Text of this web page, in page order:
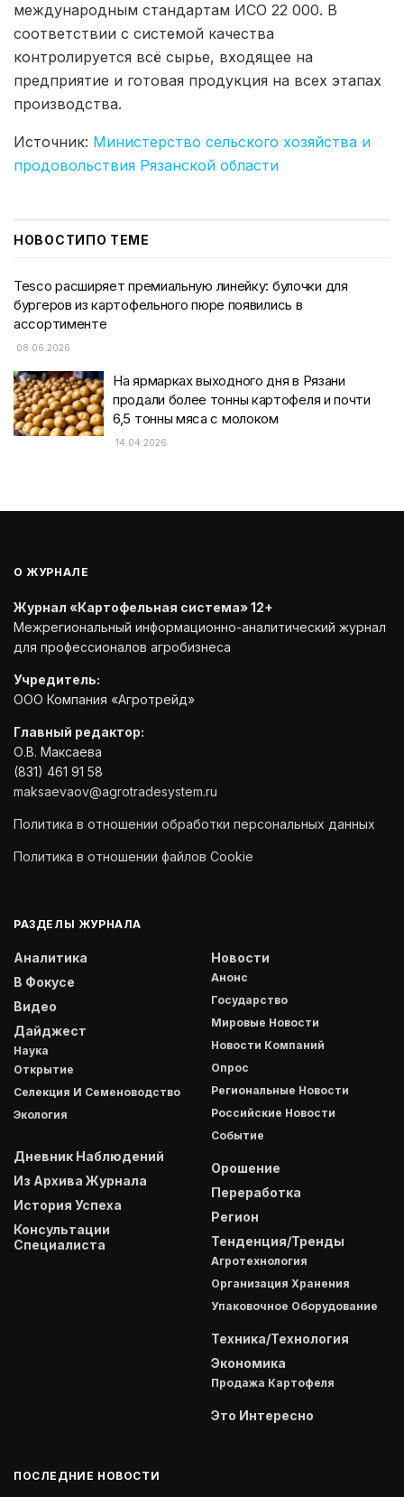
международным стандартам ИСО 22 000. В
соответствии с системой качества
контролируется всё сырье, входящее на
предприятие и готовая продукция на всех этапах
производства.
Источник: Министерство сельского хозяйства и
продовольствия Рязанской области
НОВОСТИПО ТЕМЕ
Tesco расширяет премиальную линейку: булочки для
бургеров из картофельного пюре появились в
ассортименте
08.06.2026
На ярмарках выходного дня в Рязани
продали более тонны картофеля и почти
6,5 тонны мяса с молоком
14.04.2026
О ЖУРНАЛЕ
Журнал «Картофельная система» 12+
Межрегиональный информационно-аналитический журнал
для профессионалов агробизнеса
Учредитель:
ООО Компания «Агротрейд»
Главный редактор:
О.В. Максаева
(831) 461 91 58
maksaevaov@agrotradesystem.ru
Политика в отношении обработки персональных данных
Политика в отношении файлов Cookie
РАЗДЕЛЫ ЖУРНАЛА
Аналитика
В Фокусе
Видео
Дайджест
Наука
Открытие
Селекция И Семеноводство
Экология
Дневник Наблюдений
Из Архива Журнала
История Успеха
Консультации
Специалиста
Новости
Анонс
Государство
Мировые Новости
Новости Компаний
Опрос
Региональные Новости
Российские Новости
Событие
Орошение
Переработка
Регион
Тенденция/Тренды
Агротехнология
Организация Хранения
Упаковочное Оборудование
Техника/Технология
Экономика
Продажа Картофеля
Это Интересно
ПОСЛЕДНИЕ НОВОСТИ